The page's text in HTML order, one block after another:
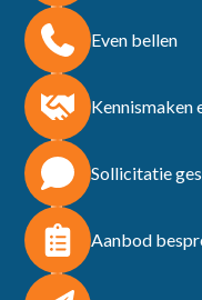
Even bellen
Kennismaken
Sollicitatie
Aanbod